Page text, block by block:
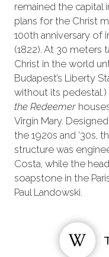
remained the
plans for the Christ
100th anniversary of
(1822). At 30 meters
Christ in the world
Budapest’s Liberty
without its
the Redeemer
Virgin Mary.
the 1920s and ’30s,
structure was
Costa, while the
soapstone in the
Paul Landowski.